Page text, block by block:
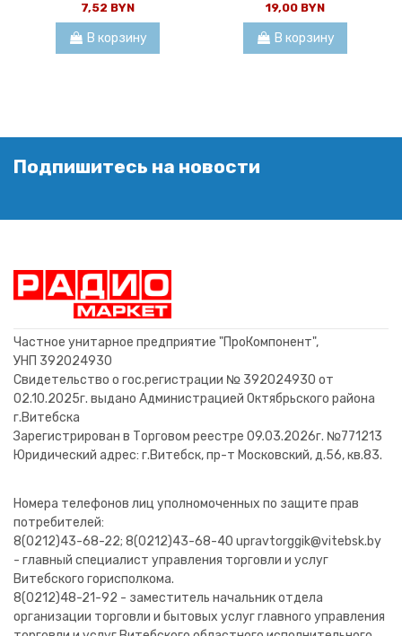
7,52 BYN
В корзину
19,00 BYN
В корзину
3,80 BYN
В корзину
2,00 BYN
В корзину
1,08 BYN
В корзину
11,20 BYN
В корзину
2,00 BYN
В корзину
18,92 BYN
В корзину
10,52 BYN
В корзину
Подпишитесь на новости
Частное унитарное предприятие "ПроКомпонент",
УНП 392024930
Свидетельство о гос.регистрации № 392024930 от
02.10.2025г. выдано Администрацией Октябрьского района
г.Витебска
Зарегистрирован в Торговом реестре 09.03.2026г. №771213
Юридический адрес: г.Витебск, пр-т Московский, д.56, кв.83.
Номера телефонов лиц уполномоченных по защите прав
потребителей:
8(0212)43-68-22; 8(0212)43-68-40 upravtorggik@vitebsk.by
- главный специалист управления торговли и услуг
Витебского горисполкома.
8(0212)48-21-92 - заместитель начальник отдела
организации торговли и бытовых услуг главного управления